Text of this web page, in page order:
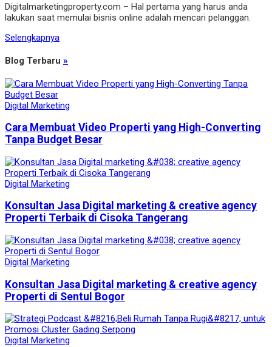
Digitalmarketingproperty.com – Hal pertama yang harus anda
lakukan saat memulai bisnis online adalah mencari pelanggan.
Selengkapnya
Blog Terbaru »
Digital Marketing
Cara Membuat Video Properti yang High-Converting
Tanpa Budget Besar
Digital Marketing
Konsultan Jasa Digital marketing & creative agency
Properti Terbaik di Cisoka Tangerang
Digital Marketing
Konsultan Jasa Digital marketing & creative agency
Properti di Sentul Bogor
Digital Marketing